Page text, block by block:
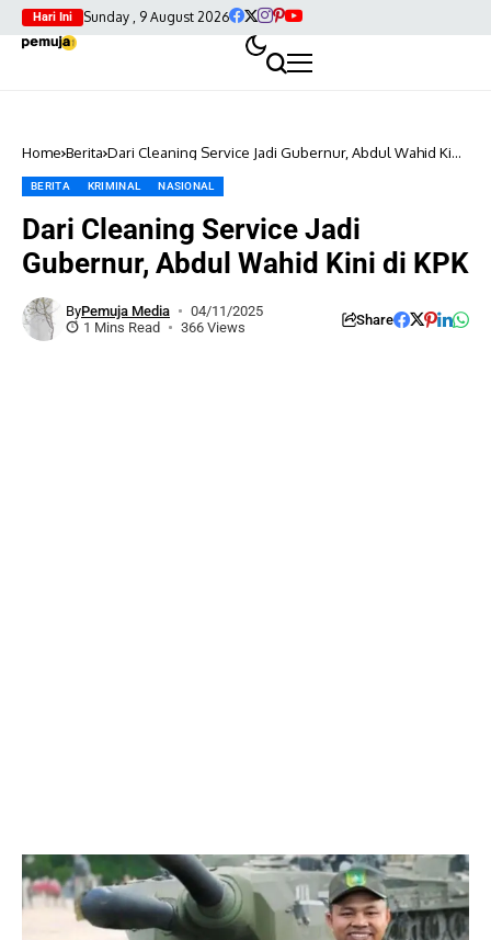
Hari Ini Sunday , 9 August 2026
Home Berita Dari Cleaning Service Jadi Gubernur, Abdul Wahid Kini
BERITA KRIMINAL NASIONAL
Dari Cleaning Service Jadi
Gubernur, Abdul Wahid Kini di KPK
ByPemuja Media
04/11/2025
1 Mins Read
366 Views Share